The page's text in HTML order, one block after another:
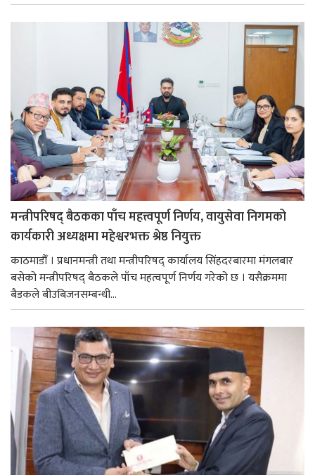
मन्त्रीपरिषद् बैठकका पाँच महत्त्वपूर्ण निर्णय, वायुसेवा निगमको
कार्यकारी अध्यक्षमा महेश्वरभक्त श्रेष्ठ नियुक्त
काठमाडौँ । प्रधानमन्त्री तथा मन्त्रीपरिषद् कार्यालय सिंहदरबारमा मंगलबार
बसेको मन्त्रीपरिषद् बैठकले पाँच महत्वपूर्ण निर्णय गरेको छ । यसैक्रममा
बैडकले बीउबिजनसम्बन्धी...